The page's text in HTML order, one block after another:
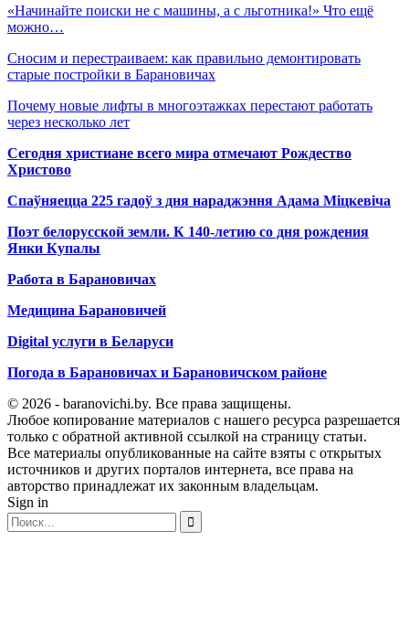
«Начинайте поиски не с машины, а с льготника!» Что ещё
можно…
Сносим и перестраиваем: как правильно демонтировать
старые постройки в Барановичах
Почему новые лифты в многоэтажках перестают работать
через несколько лет
Сегодня христиане всего мира отмечают Рождество
Христово
Спаўняецца 225 гадоў з дня нараджэння Адама Міцкевіча
Поэт белорусской земли. К 140-летию со дня рождения
Янки Купалы
Работа в Барановичах
Медицина Барановичей
Digital услуги в Беларуси
Погода в Барановичах и Барановичском районе
© 2026 - baranovichi.by. Все права защищены.
Любое копирование материалов с нашего ресурса разрешается
только с обратной активной ссылкой на страницу статьи.
Все материалы опубликованные на сайте взяты с открытых
источников и других порталов интернета, все права на
авторство принадлежат их законным владельцам.
Sign in